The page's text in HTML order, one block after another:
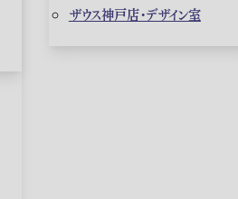
ザウス神戸店・デザイン室